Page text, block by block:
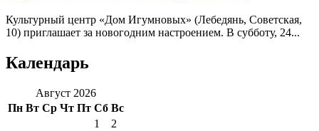
Культурный центр «Дом Игумновых» (Лебедянь, Советская,
10) приглашает за новогодним настроением. В субботу, 24...
Календарь
Август 2026
Пн Вт Ср Чт Пт Сб Вс
1
2